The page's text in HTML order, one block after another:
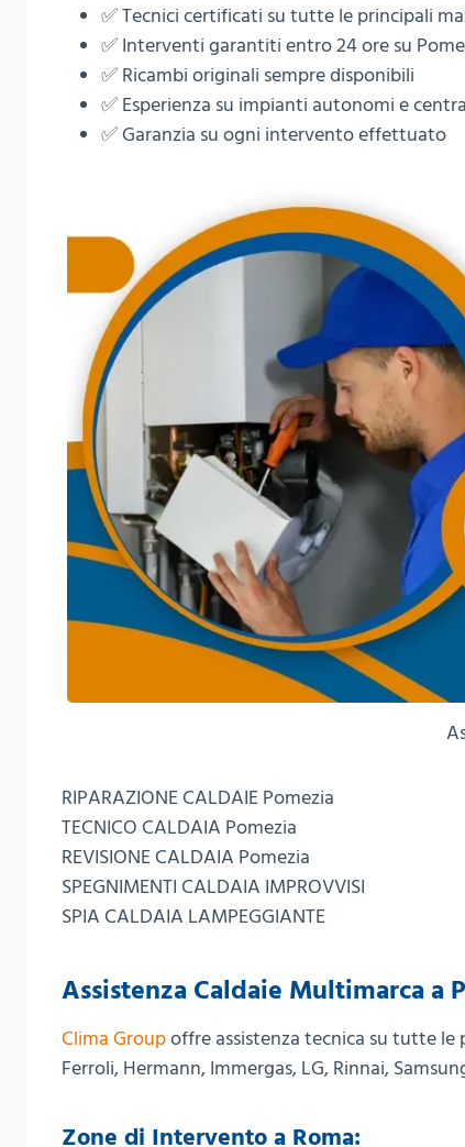
✅ Tecnici certificati su tutte le principali
✅ Interventi garantiti entro 24 ore su
✅ Ricambi originali sempre disponibili
✅ Esperienza su impianti autonomi e
✅ Garanzia su ogni intervento effettuato
RIPARAZIONE CALDAIE Pomezia
TECNICO CALDAIA Pomezia
REVISIONE CALDAIA Pomezia
SPEGNIMENTI CALDAIA IMPROVVISI
SPIA CALDAIA LAMPEGGIANTE
Assistenza Caldaie Multimarca a
Clima Groupoffre assistenza tecnica su tutte le
Ferroli, Hermann, Immergas, LG, Rinnai,
Zone di Intervento a Roma: